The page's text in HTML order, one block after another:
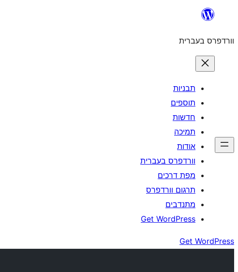
וורדפרס בעברית
תבניות
תוספים
חדשות
תמיכה
אודות
וורדפרס בעברית
מפת דרכים
תרגום וורדפרס
מתנדבים
Get WordPress
Get WordPress